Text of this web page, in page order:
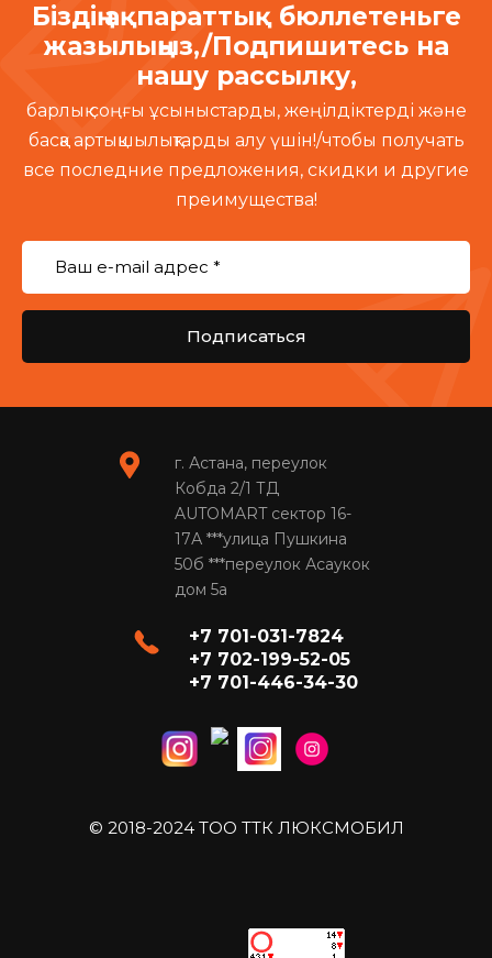
Біздің ақпараттық бюллетеньге
жазылыңыз,/Подпишитесь на
нашу рассылку,
барлық соңғы ұсыныстарды, жеңілдіктерді және
басқа артықшылықтарды алу үшін!/чтобы получать
все последние предложения, скидки и другие
преимущества!
Подписаться
г. Астана, переулок
Кобда 2/1 ТД
AUTOMART сектор 16-
17А ***улица Пушкина
50б ***переулок Асаукок
дом 5а
+7 701-031-7824
+7 702-199-52-05
+7 701-446-34-30
© 2018-2024 ТОО ТТК ЛЮКСМОБИЛ